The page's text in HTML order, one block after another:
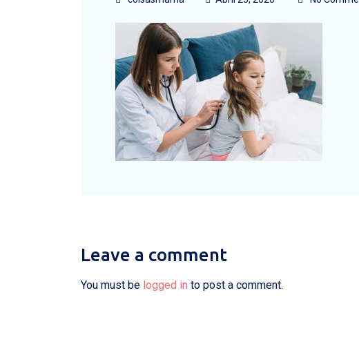
Leave a comment
You must be logged in to post a comment.